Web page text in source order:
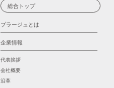
総合トップ
プラージュとは
企業情報
代表挨拶
会社概要
沿革